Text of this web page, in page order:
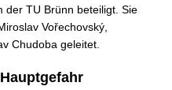
der TU Brünn beteiligt. Sie
Vořechovský,
Chudoba geleitet.